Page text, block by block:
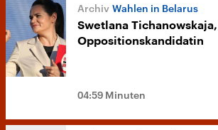
Wahlen in Belarus
Swetlana
Oppositionskandidatin
04:59 Minuten